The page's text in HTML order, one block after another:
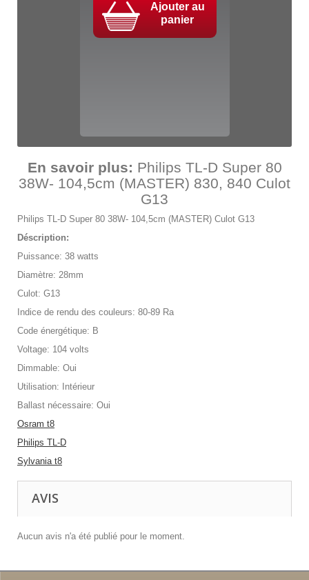
Ajouter au
panier
En savoir plus: Philips TL-D Super 80
38W- 104,5cm (MASTER) 830, 840 Culot
G13
Philips TL-D Super 80 38W- 104,5cm (MASTER) Culot G13
Déscription:
Puissance: 38 watts
Diamètre: 28mm
Culot: G13
Indice de rendu des couleurs: 80-89 Ra
Code énergétique: B
Voltage: 104 volts
Dimmable: Oui
Utilisation: Intérieur
Ballast nécessaire: Oui
Osram t8
Philips TL-D
Sylvania t8
AVIS
Aucun avis n'a été publié pour le moment.